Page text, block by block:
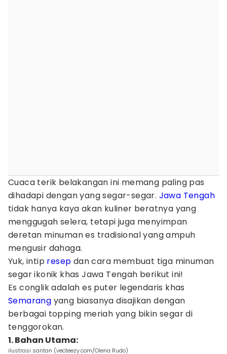
Cuaca terik belakangan ini memang paling pas
dihadapi dengan yang segar-segar. Jawa Tengah
tidak hanya kaya akan kuliner beratnya yang
menggugah selera, tetapi juga menyimpan
deretan minuman es tradisional yang ampuh
mengusir dahaga.
Yuk, intip resep dan cara membuat tiga minuman
segar ikonik khas Jawa Tengah berikut ini!
Es conglik adalah es puter legendaris khas
Semarang yang biasanya disajikan dengan
berbagai topping meriah yang bikin segar di
tenggorokan.
1. Bahan Utama:
ilustrasi santan (vecteezy.com/Olena Rudo)